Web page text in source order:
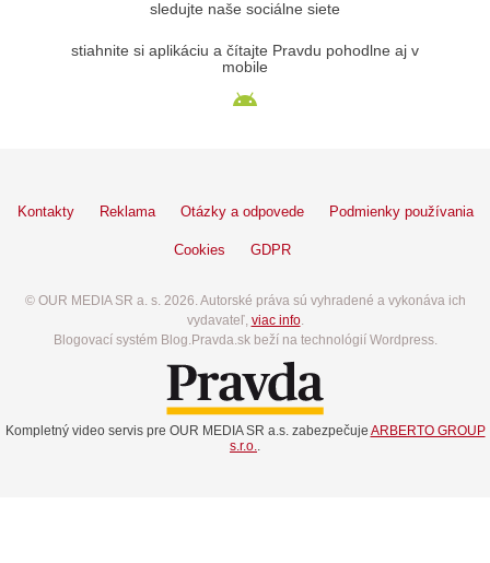
sledujte naše sociálne siete
stiahnite si aplikáciu a čítajte Pravdu pohodlne aj v
mobile
Kontakty Reklama Otázky a odpovede Podmienky používania
Cookies GDPR
© OUR MEDIA SR a. s. 2026. Autorské práva sú vyhradené a vykonáva ich
vydavateľ, viac info.
Blogovací systém Blog.Pravda.sk beží na technológií Wordpress.
Kompletný video servis pre OUR MEDIA SR a.s. zabezpečuje ARBERTO GROUP
s.r.o..